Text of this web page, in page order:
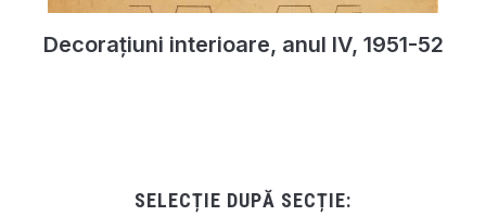
Decorațiuni interioare, anul IV, 1951-52
SELECȚIE DUPĂ SECȚIE: